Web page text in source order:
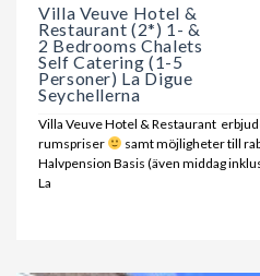
Villa Veuve Hotel &
Restaurant (2*) 1- &
2 Bedrooms Chalets
Self Catering (1-5
Personer) La Digue
Seychellerna
Villa Veuve Hotel & Restaurant
rumspriser
samt möjligheter till
Halvpension Basis (även middag
La